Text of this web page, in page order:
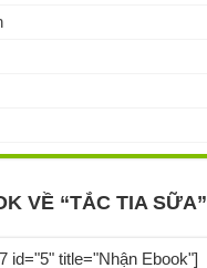
VỀ “TẮC TIA SỮA”
id="5" title="Nhận Ebook"]